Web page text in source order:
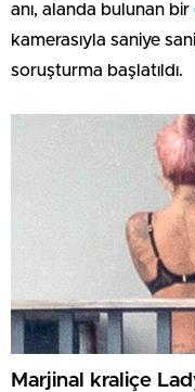
anı, alanda bulunan bir
kamerasıyla saniye
soruşturma başlatıldı.
Marjinal kraliçe